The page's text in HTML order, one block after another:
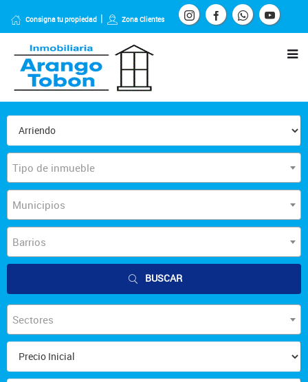
Consigna tu propiedad Zona Clientes
Tipo de inmueble
Municipios
Barrios
BUSCAR
Sectores